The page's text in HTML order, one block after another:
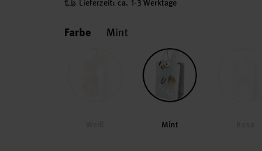
Lieferzeit: ca. 1-3 Werktage
Farbe Mint
Mint